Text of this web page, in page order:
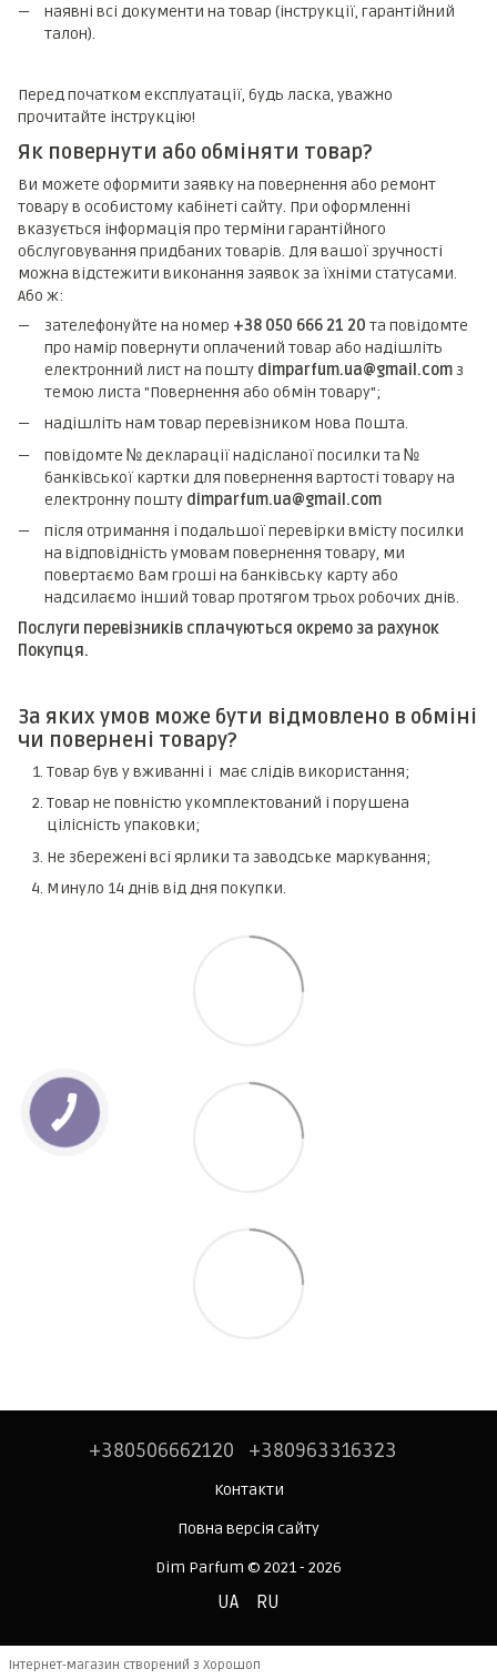
наявні всі документи на товар (інструкції, гарантійний
талон).
Перед початком експлуатації, будь ласка, уважно
прочитайте інструкцію!
Як повернути або обміняти товар?
Ви можете оформити заявку на повернення або ремонт
товару в особистому кабінеті сайту. При оформленні
вказується інформація про терміни гарантійного
обслуговування придбаних товарів. Для вашої зручності
можна відстежити виконання заявок за їхніми статусами.
Або ж:
зателефонуйте на номер +38 050 666 21 20 та повідомте
про намір повернути оплачений товар або надішліть
електронний лист на пошту dimparfum.ua@gmail.com з
темою листа "Повернення або обмін товару";
надішліть нам товар перевізником Нова Пошта.
повідомте № декларації надісланої посилки та №
банківської картки для повернення вартості товару на
електронну пошту dimparfum.ua@gmail.com
після отримання і подальшої перевірки вмісту посилки
на відповідність умовам повернення товару, ми
повертаємо Вам гроші на банківську карту або
надсилаємо інший товар протягом трьох робочих днів.
Послуги перевізників сплачуються окремо за рахунок
Покупця.
За яких умов може бути відмовлено в обміні
чи повернені товару?
Товар був у вживанні і має слідів використання;
Товар не повністю укомплектований і порушена
цілісність упаковки;
Не збережені всі ярлики та заводське маркування;
Минуло 14 днів від дня покупки.
+380506662120 +380963316323
Контакти
Повна версія сайту
Dim Parfum © 2021 - 2026
UA RU
Інтернет-магазин створений з Хорошоп